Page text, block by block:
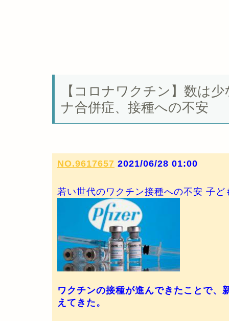
【コロナワクチン】数は
ナ合併症、接種への不安
NO.9617657 2021/06/28 01:00
若い世代のワクチン接種への不安 子
ワクチンの接種が進んできたことで、
えてきた。